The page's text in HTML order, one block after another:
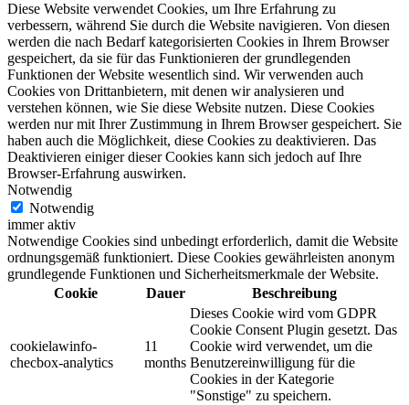
Diese Website verwendet Cookies, um Ihre Erfahrung zu
verbessern, während Sie durch die Website navigieren. Von diesen
werden die nach Bedarf kategorisierten Cookies in Ihrem Browser
gespeichert, da sie für das Funktionieren der grundlegenden
Funktionen der Website wesentlich sind. Wir verwenden auch
Cookies von Drittanbietern, mit denen wir analysieren und
verstehen können, wie Sie diese Website nutzen. Diese Cookies
werden nur mit Ihrer Zustimmung in Ihrem Browser gespeichert. Sie
haben auch die Möglichkeit, diese Cookies zu deaktivieren. Das
Deaktivieren einiger dieser Cookies kann sich jedoch auf Ihre
Browser-Erfahrung auswirken.
Notwendig
Notwendig
immer aktiv
Notwendige Cookies sind unbedingt erforderlich, damit die Website
ordnungsgemäß funktioniert. Diese Cookies gewährleisten anonym
grundlegende Funktionen und Sicherheitsmerkmale der Website.
Cookie
Dauer Beschreibung
cookielawinfo-
checbox-analytics
11
months
Dieses Cookie wird vom GDPR
Cookie Consent Plugin gesetzt. Das
Cookie wird verwendet, um die
Benutzereinwilligung für die
Cookies in der Kategorie
"Sonstige" zu speichern.